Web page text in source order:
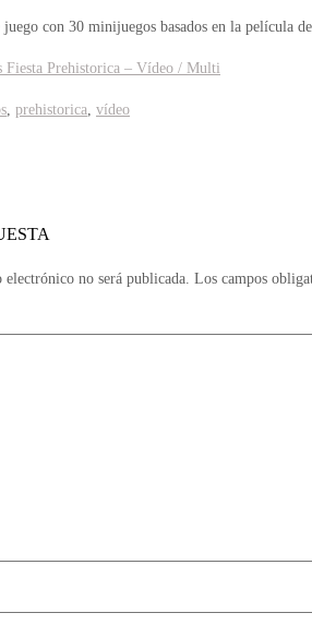
juego con 30 minijuegos basados en la película
Fiesta Prehistorica – Vídeo / Multi
, prehistorica, vídeo
no será publicada. Los campos